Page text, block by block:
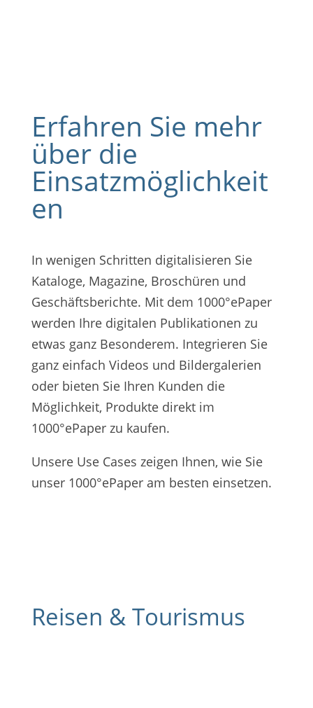
Erfahren Sie mehr
über die
Einsatzmöglichkeit
en
In wenigen Schritten digitalisieren Sie
Kataloge, Magazine, Broschüren und
Geschäftsberichte. Mit dem 1000°ePaper
werden Ihre digitalen Publikationen zu
etwas ganz Besonderem. Integrieren Sie
ganz einfach Videos und Bildergalerien
oder bieten Sie Ihren Kunden die
Möglichkeit, Produkte direkt im
1000°ePaper zu kaufen.
Unsere Use Cases zeigen Ihnen, wie Sie
unser 1000°ePaper am besten einsetzen.
Reisen & Tourismus